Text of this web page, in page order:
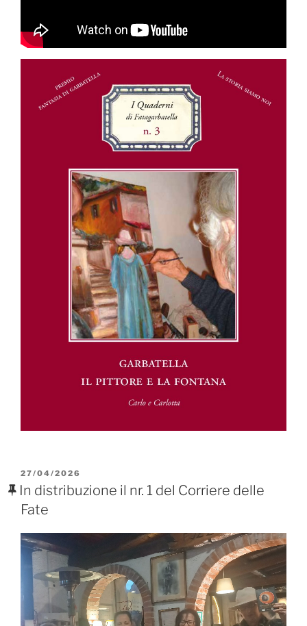
PUBBLICATO
IL
27/04/2026
In distribuzione il nr. 1 del Corriere delle
Fate